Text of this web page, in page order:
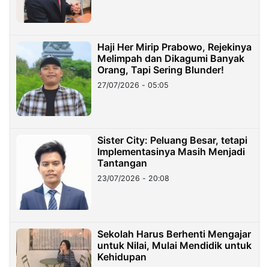
Haji Her Mirip Prabowo, Rejekinya
Melimpah dan Dikagumi Banyak
Orang, Tapi Sering Blunder!
27/07/2026 - 05:05
Sister City: Peluang Besar, tetapi
Implementasinya Masih Menjadi
Tantangan
23/07/2026 - 20:08
Sekolah Harus Berhenti Mengajar
untuk Nilai, Mulai Mendidik untuk
Kehidupan